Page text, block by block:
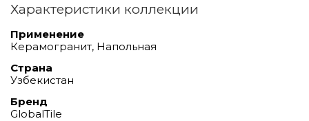
Характеристики коллекции
Применение
Керамогранит, Напольная
Страна
Узбекистан
Бренд
GlobalTile